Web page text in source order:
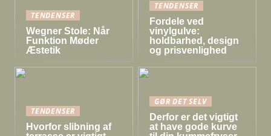
TENDENSER
Wegner Stole: Når
Funktion Møder
Æstetik
TENDENSER
Fordele ved
vinylgulve:
holdbarhed, design
og prisvenlighed
TENDENSER
Hvorfor slibning af
GØR DET SELV
Derfor er det vigtigt
at have gode kurve